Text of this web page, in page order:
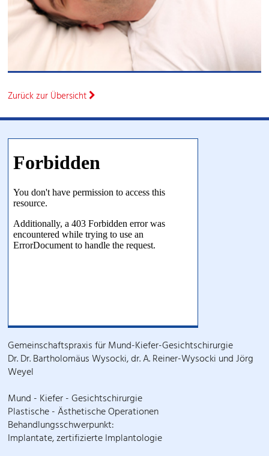
Zurück zur Übersicht
Gemeinschaftspraxis für Mund-Kiefer-Gesichtschirurgie
Dr. Dr. Bartholomäus Wysocki, dr. A. Reiner-Wysocki und Jörg
Weyel
Mund - Kiefer - Gesichtschirurgie
Plastische - Ästhetische Operationen
Behandlungsschwerpunkt:
Implantate, zertifizierte Implantologie